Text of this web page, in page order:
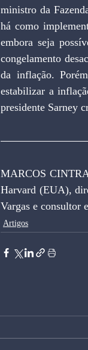
ministro da
há como
embora seja
congelamento
da inflação.
estabilizar a
presidente Sarney
MARCOS
Harvard (EUA),
Vargas e consultor
Artigos